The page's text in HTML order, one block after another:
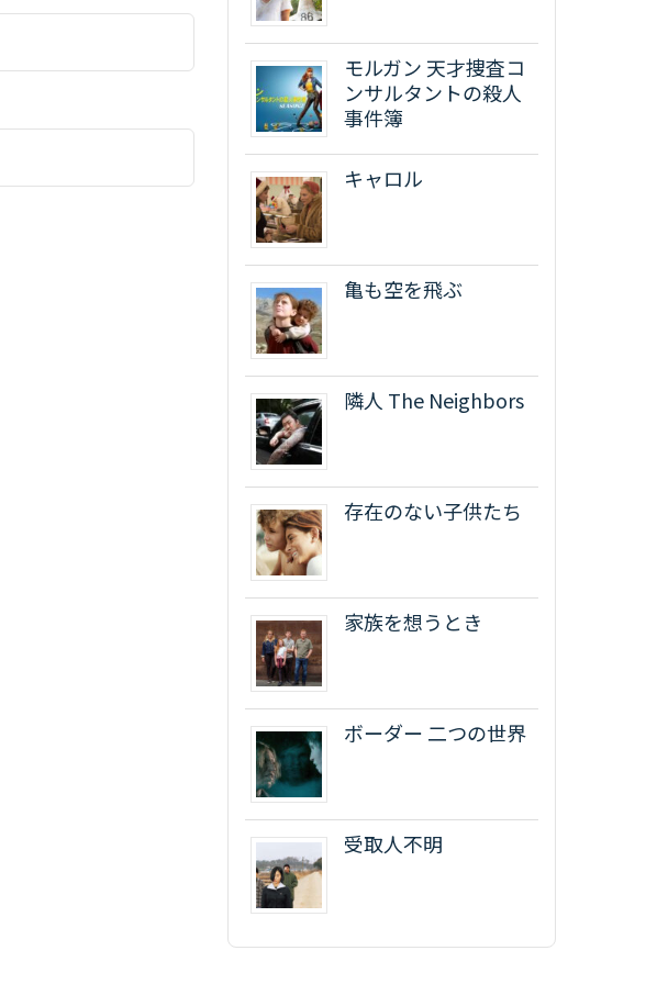
モルガン 天才捜査コ
ンサルタントの殺人
事件簿
キャロル
亀も空を飛ぶ
隣人 The Neighbors
存在のない子供たち
家族を想うとき
ボーダー 二つの世界
受取人不明